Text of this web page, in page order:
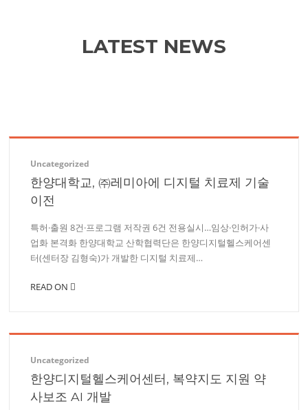
LATEST NEWS
Uncategorized
한양대학교, ㈜레미아에 디지털 치료제 기술
이전
특허·출원 8건·프로그램 저작권 6건 전용실시…임상·인허가·사
업화 본격화 한양대학교 산학협력단은 한양디지털헬스케어센
터(센터장 김형숙)가 개발한 디지털 치료제…
READ ON
Uncategorized
한양디지털헬스케어센터, 복약지도 지원 약
사보조 AI 개발